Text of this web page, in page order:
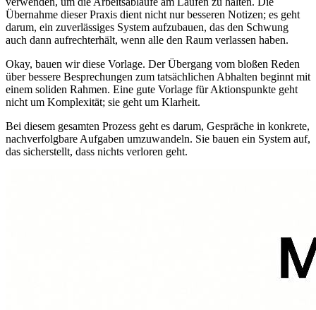
Übernahme dieser Praxis dient nicht nur besseren Notizen; es geht
darum, ein zuverlässiges System aufzubauen, das den Schwung
auch dann aufrechterhält, wenn alle den Raum verlassen haben.
Okay, bauen wir diese Vorlage. Der Übergang vom bloßen Reden
über bessere Besprechungen zum tatsächlichen Abhalten beginnt mit
einem soliden Rahmen. Eine gute Vorlage für Aktionspunkte geht
nicht um Komplexität; sie geht um Klarheit.
Bei diesem gesamten Prozess geht es darum, Gespräche in konkrete,
nachverfolgbare Aufgaben umzuwandeln. Sie bauen ein System auf,
das sicherstellt, dass nichts verloren geht.